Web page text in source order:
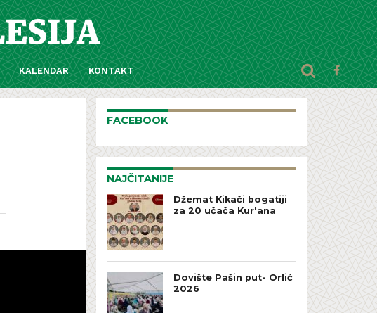
KALENDAR KONTAKT
FACEBOOK
NAJČITANIJE
Džemat Kikači bogatiji
za 20 učača Kur'ana
Dovište Pašin put- Orlić
2026